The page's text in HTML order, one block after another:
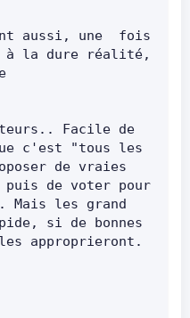
aussi, une  fois
à la dure réalité,
Facile de
c'est "tous les
de vraies
de voter pour
Mais les grand
si de bonnes
approprieront.